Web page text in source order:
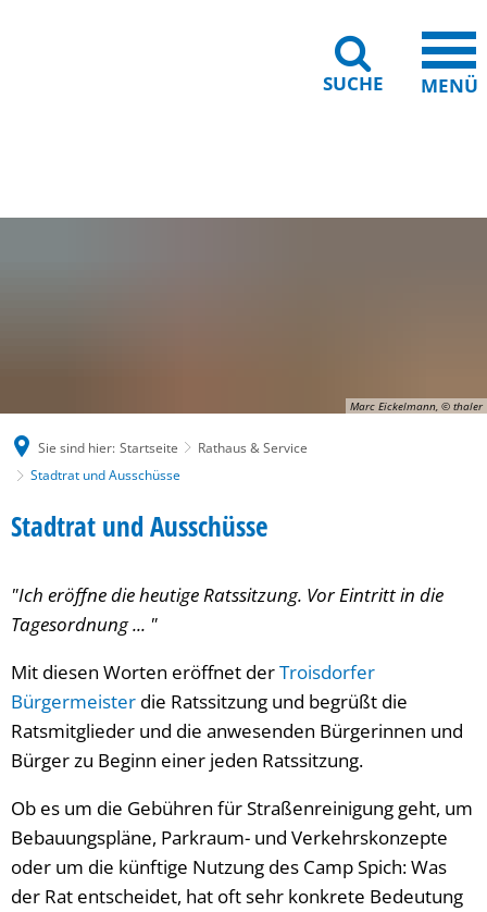
SUCHE MENÜ
Marc Eickelmann, © thaler
Sie sind hier: Startseite
Rathaus & Service
Stadtrat und Ausschüsse
Stadtrat
Ausschüsse
Stadtrat und Ausschüsse
"Ich eröffne die heutige Ratssitzung. Vor Eintritt in die
Tagesordnung ... "
Mit diesen Worten eröffnet derTroisdorfer
Bürgermeister die Ratssitzung und begrüßt die
Ratsmitglieder und die anwesenden Bürgerinnen und
Bürger zu Beginn einer jeden Ratssitzung.
Ob es um die Gebühren für Straßenreinigung geht, um
Bebauungspläne, Parkraum- und Verkehrskonzepte
oder um die künftige Nutzung des Camp Spich: Was
der Rat entscheidet, hat oft sehr konkrete Bedeutung